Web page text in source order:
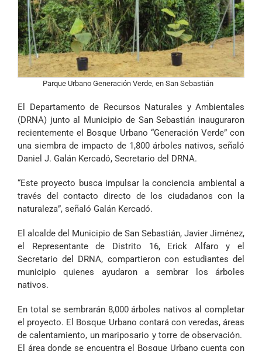
Parque Urbano Generación Verde, en San Sebastián
El Departamento de Recursos Naturales y Ambientales
(DRNA) junto al Municipio de San Sebastián inauguraron
recientemente el Bosque Urbano “Generación Verde” con
una siembra de impacto de 1,800 árboles nativos, señaló
Daniel J. Galán Kercadó, Secretario del DRNA.
“Este proyecto busca impulsar la conciencia ambiental a
través del contacto directo de los ciudadanos con la
naturaleza”, señaló Galán Kercadó.
El alcalde del Municipio de San Sebastián, Javier Jiménez,
el Representante de Distrito 16, Erick Alfaro y el
Secretario del DRNA, compartieron con estudiantes del
municipio quienes ayudaron a sembrar los árboles
nativos.
En total se sembrarán 8,000 árboles nativos al completar
el proyecto. El Bosque Urbano contará con veredas, áreas
de calentamiento, un mariposario y torre de observación.
El área donde se encuentra el Bosque Urbano cuenta con